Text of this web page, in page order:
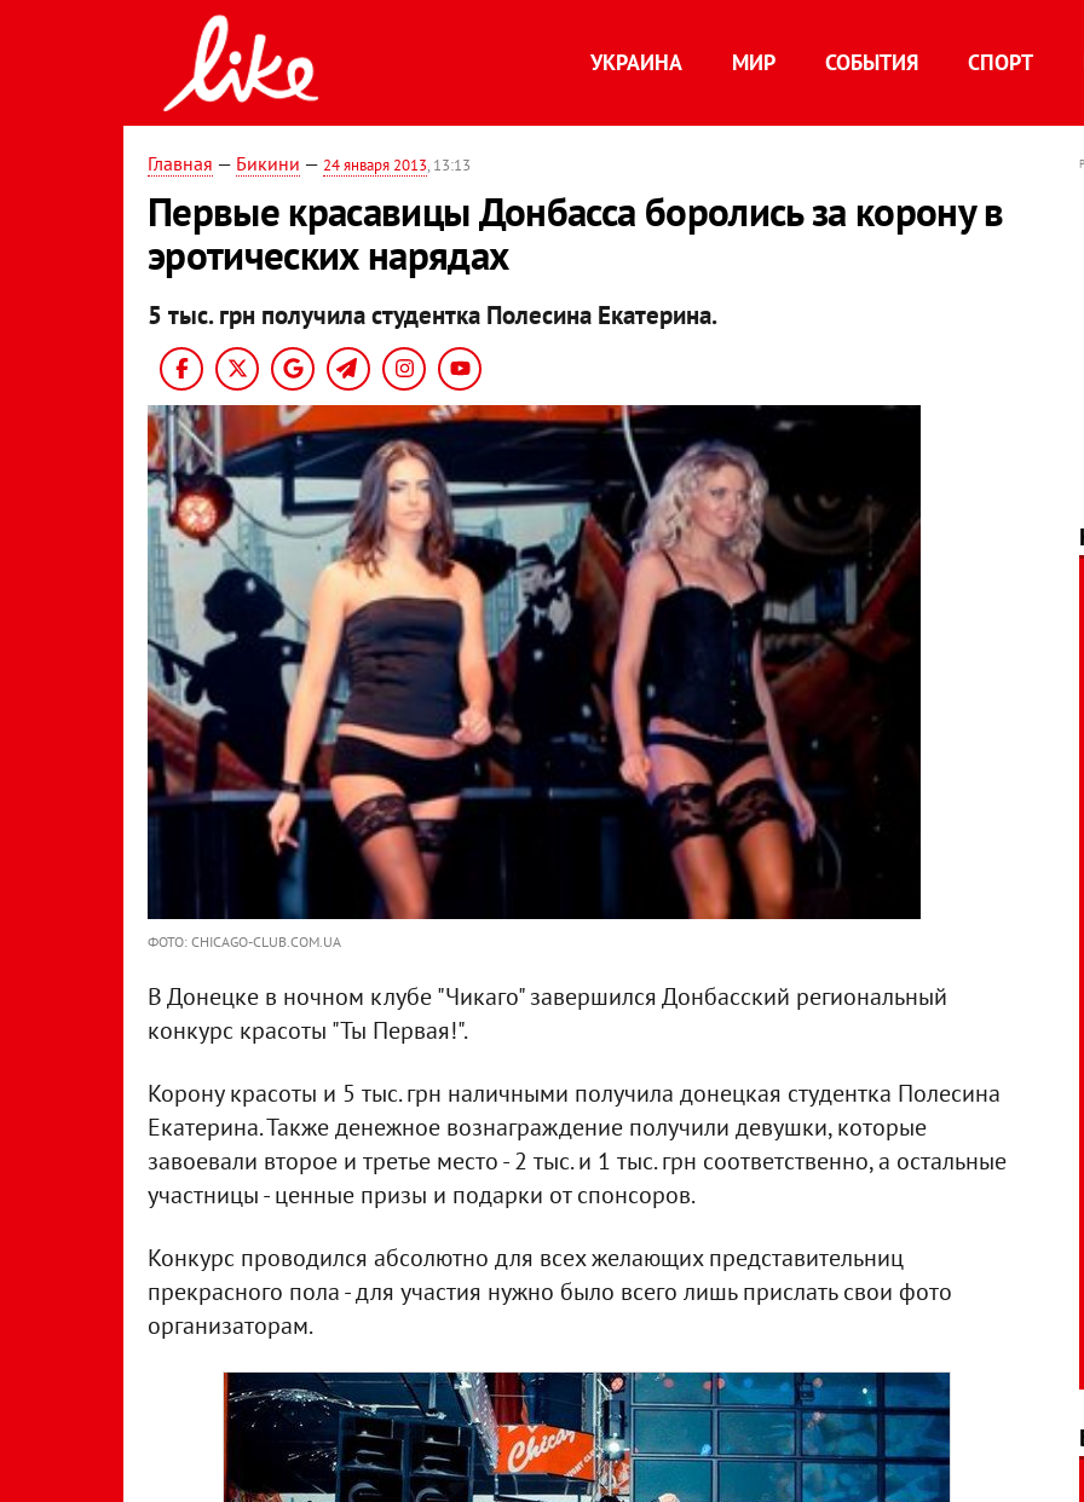
УКРАИНА МИР СОБЫТИЯ СПОРТ
Главная — Бикини — 24 января 2013, 13:13
Первые красавицы Донбасса боролись за корону в
эротических нарядах
5 тыс. грн получила студентка Полесина Екатерина.
ФОТО: CHICAGO-CLUB.COM.UA
В Донецке в ночном клубе "Чикаго" завершился Донбасский региональный
конкурс красоты "Ты Первая!".
Корону красоты и 5 тыс. грн наличными получила донецкая студентка Полесина
Екатерина. Также денежное вознаграждение получили девушки, которые
завоевали второе и третье место - 2 тыс. и 1 тыс. грн соответственно, а остальные
участницы - ценные призы и подарки от спонсоров.
Конкурс проводился абсолютно для всех желающих представительниц
прекрасного пола - для участия нужно было всего лишь прислать свои фото
организаторам.